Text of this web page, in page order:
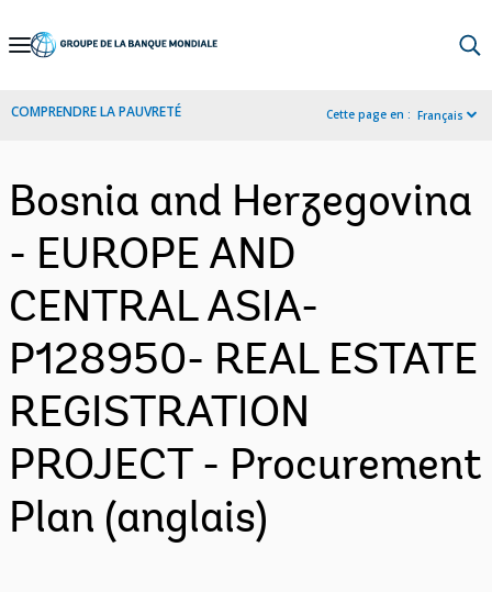
Skip
Navigation
COMPRENDRE LA PAUVRETÉ Cette page en : Français
Bosnia and Herzegovina
- EUROPE AND
CENTRAL ASIA-
P128950- REAL ESTATE
REGISTRATION
PROJECT - Procurement
Plan (anglais)